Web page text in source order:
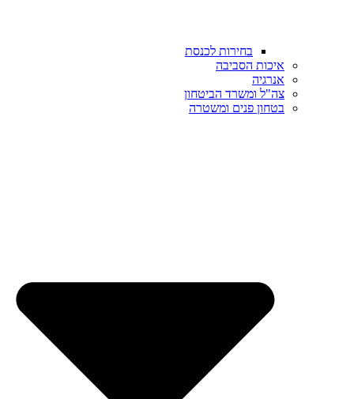
בחירות לכנסת
איכות הסביבה
אנרגיה
צה"ל ומשרד הביטחון
בטחון פנים ומשטרה